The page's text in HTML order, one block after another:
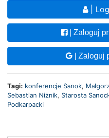
|
| Zaloguj
| Zaloguj
Tagi: konferencje Sanok,
Sebastian Niżnik, Starosta
Podkarpacki